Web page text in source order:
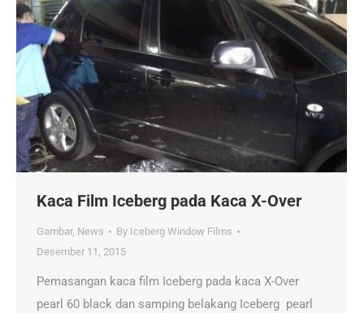
Kaca Film Iceberg pada Kaca X-Over
Gambar, News By Iceberg Window Films
Desember 11, 2015
Pemasangan kaca film Iceberg pada kaca X-Over
pearl 60 black dan samping belakang Iceberg pearl